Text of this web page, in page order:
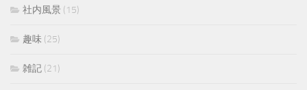
社内風景 (15)
趣味 (25)
雑記 (21)